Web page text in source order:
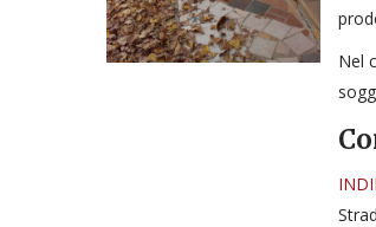
Nel